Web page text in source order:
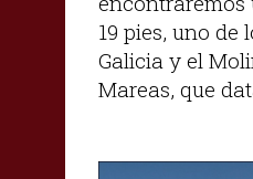
19 pies, uno de
Galicia y el
Mareas, que